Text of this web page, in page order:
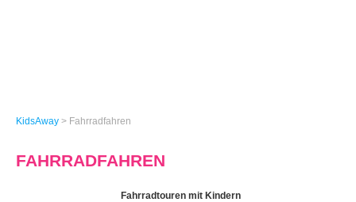
KidsAway > Fahrradfahren
FAHRRADFAHREN
Fahrradtouren mit Kindern